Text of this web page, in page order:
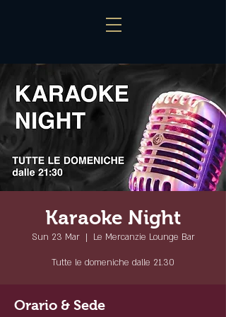
Karaoke Night
Sun 23 Mar
  |
Le Mercanzie Lounge Bar
Tutte le domeniche dalle 21.30
Orario & Sede